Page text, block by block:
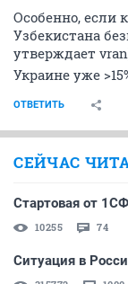
Особенно, если
Узбекистана
утверждает
Украине уже
ОТВЕТИТЬ
СЕЙЧАС
Стартовая от 1СФ
10255 74
Ситуация в